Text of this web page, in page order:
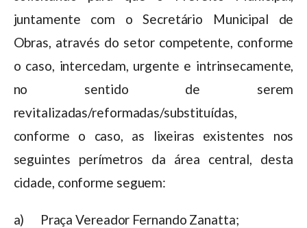
juntamente com o Secretário Municipal de
Obras, através do setor competente, conforme
o caso, intercedam, urgente e intrinsecamente,
no sentido de serem
revitalizadas/reformadas/substituídas,
conforme o caso, as lixeiras existentes nos
seguintes perímetros da área central, desta
cidade, conforme seguem:
a) Praça Vereador Fernando Zanatta;